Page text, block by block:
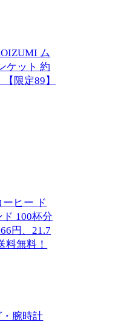
ム
ケット 約
限定89】
ーヒー ド
100杯分
円、21.7
料無料！
腕時計